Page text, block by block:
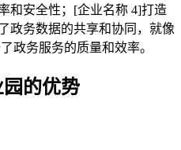
和安全性；[企业名称 4]打造
政务数据的共享和协同，就像
政务服务的质量和效率。
的优势